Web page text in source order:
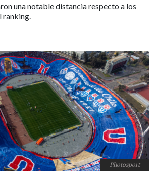
una notable distancia respecto a los
ranking.
Photosport